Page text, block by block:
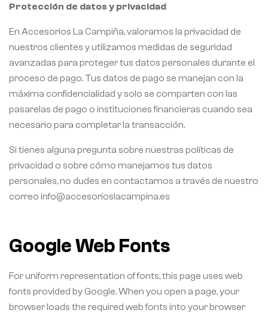
Protección de datos y privacidad
En Accesorios La Campiña, valoramos la privacidad de
nuestros clientes y utilizamos medidas de seguridad
avanzadas para proteger tus datos personales durante el
proceso de pago. Tus datos de pago se manejan con la
máxima confidencialidad y solo se comparten con las
pasarelas de pago o instituciones financieras cuando sea
necesario para completar la transacción.
Si tienes alguna pregunta sobre nuestras políticas de
privacidad o sobre cómo manejamos tus datos
personales, no dudes en contactarnos a través de nuestro
correo info@accesorioslacampina.es
Google Web Fonts
For uniform representation of fonts, this page uses web
fonts provided by Google. When you open a page, your
browser loads the required web fonts into your browser